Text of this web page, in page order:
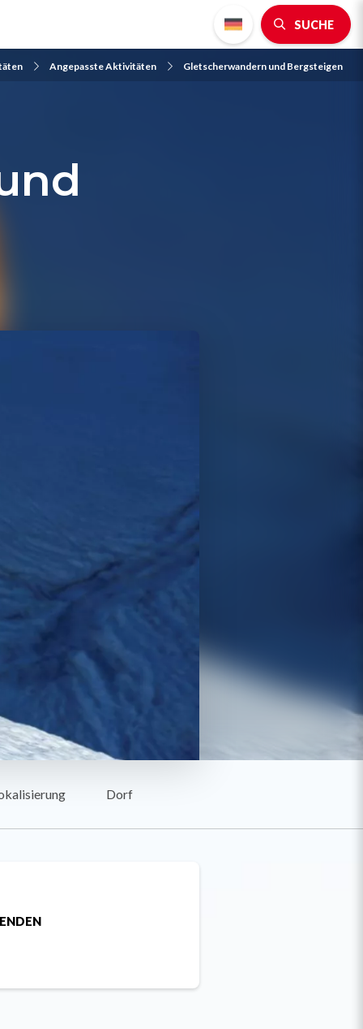
SUCHE
Angepasste Aktivitäten Gletscherwandern und Bergsteigen
Dorf